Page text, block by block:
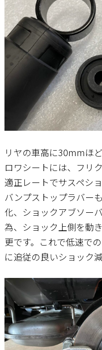
リヤの車高に30mmほ
ロワシートには、フリ
適正レートでサスペシ
バンプストップラバー
化、ショックアブソー
為、ショック上側を動
更です。これで低速で
に追従の良いショック